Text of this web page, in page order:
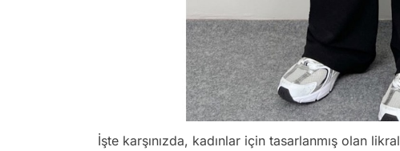
İşte karşınızda, kadınlar için tasarlanmış olan